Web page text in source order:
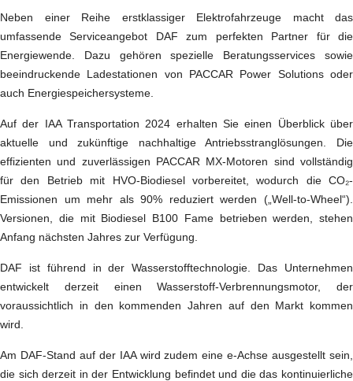
Neben einer Reihe erstklassiger Elektrofahrzeuge macht das
umfassende Serviceangebot DAF zum perfekten Partner für die
Energiewende. Dazu gehören spezielle Beratungsservices sowie
beeindruckende Ladestationen von PACCAR Power Solutions oder
auch Energiespeichersysteme.
Auf der IAA Transportation 2024 erhalten Sie einen Überblick über
aktuelle und zukünftige nachhaltige Antriebsstranglösungen. Die
effizienten und zuverlässigen PACCAR MX-Motoren sind vollständig
für den Betrieb mit HVO-Biodiesel vorbereitet, wodurch die CO₂-
Emissionen um mehr als 90% reduziert werden („Well-to-Wheel“).
Versionen, die mit Biodiesel B100 Fame betrieben werden, stehen
Anfang nächsten Jahres zur Verfügung.
DAF ist führend in der Wasserstofftechnologie. Das Unternehmen
entwickelt derzeit einen Wasserstoff-Verbrennungsmotor, der
voraussichtlich in den kommenden Jahren auf den Markt kommen
wird.
Am DAF-Stand auf der IAA wird zudem eine e-Achse ausgestellt sein,
die sich derzeit in der Entwicklung befindet und die das kontinuierliche